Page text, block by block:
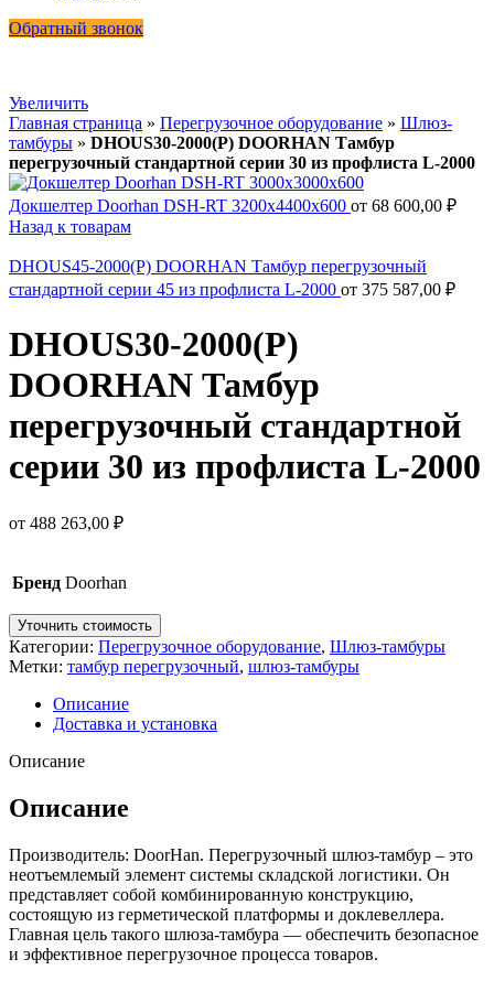
Обратный звонок
Увеличить
Главная страница » Перегрузочное оборудование » Шлюз-
тамбуры » DHOUS30-2000(P) DOORHAN Тамбур
перегрузочный стандартной серии 30 из профлиста L-2000
Докшелтер Doorhan DSH-RT 3200x4400x600 от 68 600,00 ₽
Назад к товарам
DHOUS45-2000(P) DOORHAN Тамбур перегрузочный
стандартной серии 45 из профлиста L-2000 от 375 587,00 ₽
DHOUS30-2000(P)
DOORHAN Тамбур
перегрузочный стандартной
серии 30 из профлиста L-2000
от 488 263,00 ₽
Бренд Doorhan
Уточнить стоимость
Категории: Перегрузочное оборудование, Шлюз-тамбуры
Метки: тамбур перегрузочный, шлюз-тамбуры
Описание
Доставка и установка
Описание
Описание
Производитель: DoorHan. Перегрузочный шлюз-тамбур – это
неотъемлемый элемент системы складской логистики. Он
представляет собой комбинированную конструкцию,
состоящую из герметической платформы и доклевеллера.
Главная цель такого шлюза-тамбура — обеспечить безопасное
и эффективное перегрузочное процесса товаров.